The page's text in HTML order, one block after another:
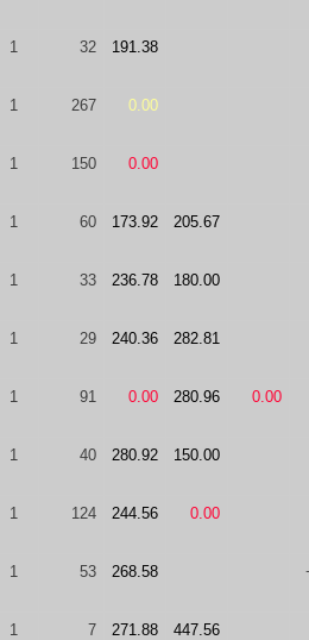
1 32 191.38
1 267 0.00
1 150 0.00
1 60 173.92 205.67
1 33 236.78 180.00
1 29 240.36 282.81
1 91 0.00 280.96 0.00
1 40 280.92 150.00
1 124 244.56 0.00
1 53 268.58
1 7 271.88 447.56